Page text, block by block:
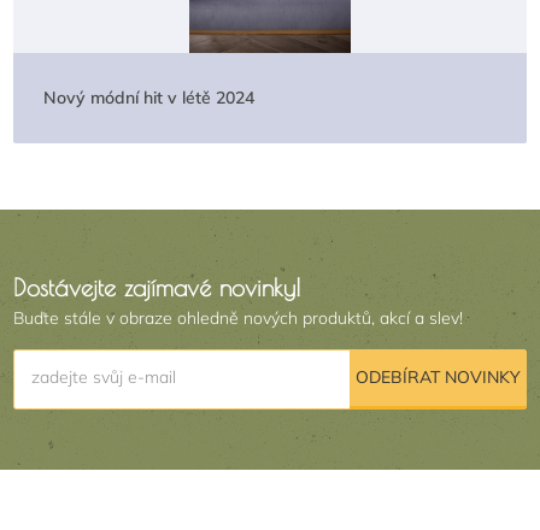
Nový módní hit v létě 2024
Dostávejte zajímavé novinky!
Buďte stále v obraze ohledně nových produktů, akcí a slev!
zadejte svůj e-mail ODEBÍRAT NOVINKY